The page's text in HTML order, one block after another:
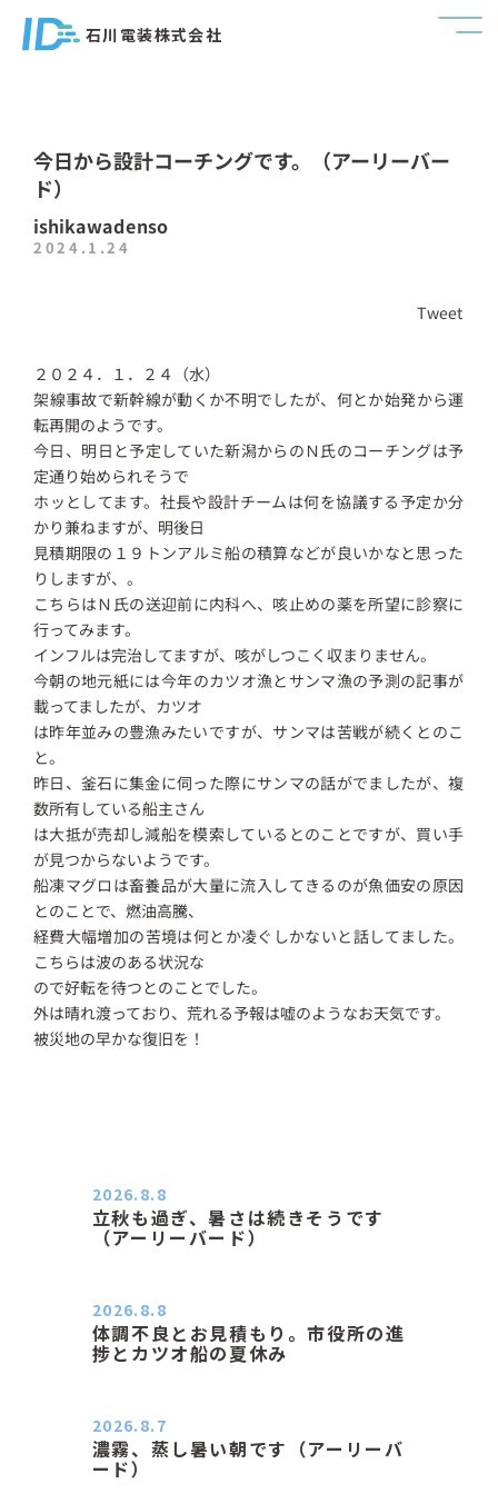
石川電装株式会社
今日から設計コーチングです。（アーリーバー
ド）
ishikawadenso
2024.1.24
Tweet
２０２４．１．２４（水）
架線事故で新幹線が動くか不明でしたが、何とか始発から運
転再開のようです。
今日、明日と予定していた新潟からのＮ氏のコーチングは予
定通り始められそうで
ホッとしてます。社長や設計チームは何を協議する予定か分
かり兼ねますが、明後日
見積期限の１９トンアルミ船の積算などが良いかなと思った
りしますが、。
こちらはＮ氏の送迎前に内科へ、咳止めの薬を所望に診察に
行ってみます。
インフルは完治してますが、咳がしつこく収まりません。
今朝の地元紙には今年のカツオ漁とサンマ漁の予測の記事が
載ってましたが、カツオ
は昨年並みの豊漁みたいですが、サンマは苦戦が続くとのこ
と。
昨日、釜石に集金に伺った際にサンマの話がでましたが、複
数所有している船主さん
は大抵が売却し減船を模索しているとのことですが、買い手
が見つからないようです。
船凍マグロは畜養品が大量に流入してきるのが魚価安の原因
とのことで、燃油高騰、
経費大幅増加の苦境は何とか凌ぐしかないと話してました。
こちらは波のある状況な
ので好転を待つとのことでした。
外は晴れ渡っており、荒れる予報は嘘のようなお天気です。
被災地の早かな復旧を！
立秋も過ぎ、暑さは続きそうです
（アーリーバード）
2026.8.8
体調不良とお見積もり。市役所の進
捗とカツオ船の夏休み
2026.8.8
濃霧、蒸し暑い朝です（アーリーバ
ード）
2026.8.7